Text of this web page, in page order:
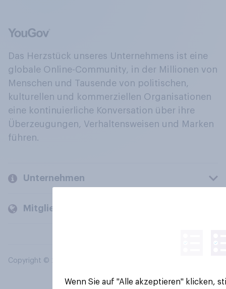
Das Herzstück unseres Unternehmens ist eine
globale Online-Community, in der Millionen von
Menschen und Tausende von politischen,
kulturellen und kommerziellen Organisationen
eine kontinuierliche Konversation über ihre
Überzeugungen, Verhaltensweisen und Marken
führen.
Unternehmen
Mitglieder und Kunden
Copyright © 2026 YouGov PLC. Alle Rechte vorbehalten.
Wenn Sie auf "Alle akzeptieren" klicken,